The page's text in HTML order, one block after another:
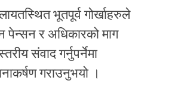
भूतपूर्व गोर्खाहरुले
र अधिकारको माग
संवाद गर्नुपर्नेमा
गराउनुभयो ।